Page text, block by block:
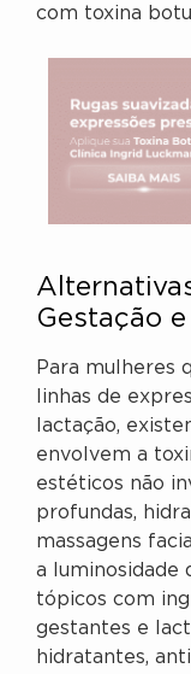
com toxina
Gestação
Para mulheres
linhas de
lactação,
envolvem a
estéticos não
profundas,
massagens
a luminosidade
tópicos com
gestantes e
hidratantes,